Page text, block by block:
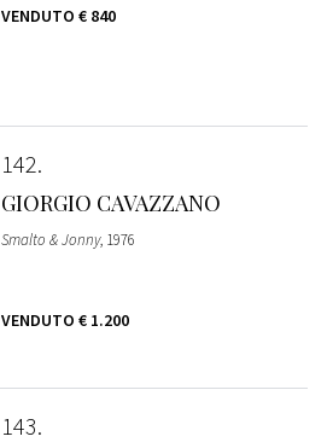
VENDUTO € 840
142
GIORGIO CAVAZZANO
Smalto & Jonny, 1976
VENDUTO € 1.200
143